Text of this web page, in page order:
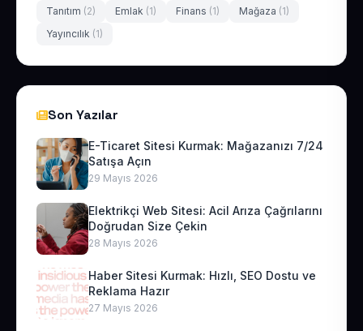
Tanıtım (2) Emlak (1) Finans (1) Mağaza (1)
Yayıncılık (1)
Son Yazılar
E-Ticaret Sitesi Kurmak: Mağazanızı 7/24
Satışa Açın
29 Mayıs 2026
Elektrikçi Web Sitesi: Acil Arıza Çağrılarını
Doğrudan Size Çekin
28 Mayıs 2026
Haber Sitesi Kurmak: Hızlı, SEO Dostu ve
Reklama Hazır
27 Mayıs 2026